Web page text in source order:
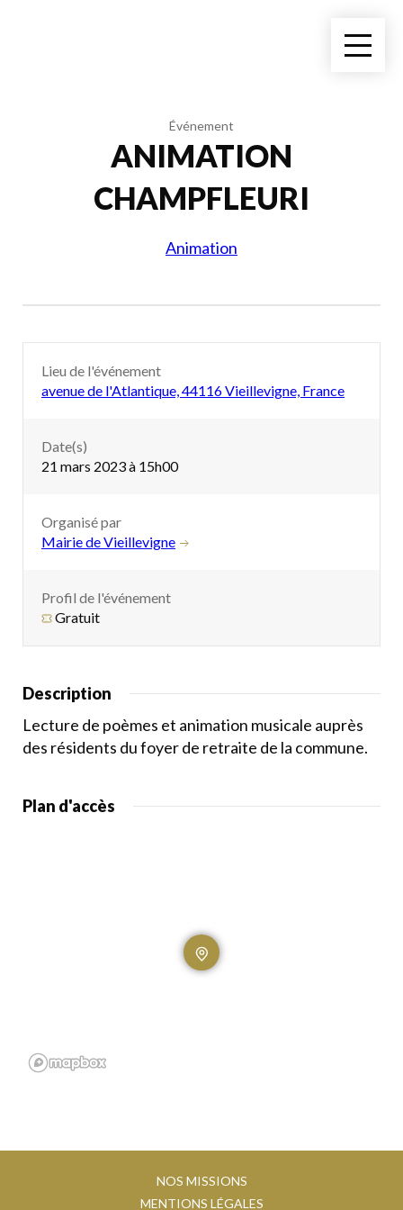
Événement
ANIMATION
CHAMPFLEURI
Animation
Lieu de l'événement
avenue de l'Atlantique, 44116 Vieillevigne, France
Date(s)
21 mars 2023 à 15h00
Organisé par
Mairie de Vieillevigne
Profil de l'événement
Gratuit
Description
Lecture de poèmes et animation musicale auprès
des résidents du foyer de retraite de la commune.
Plan d'accès
NOS MISSIONS
MENTIONS LÉGALES